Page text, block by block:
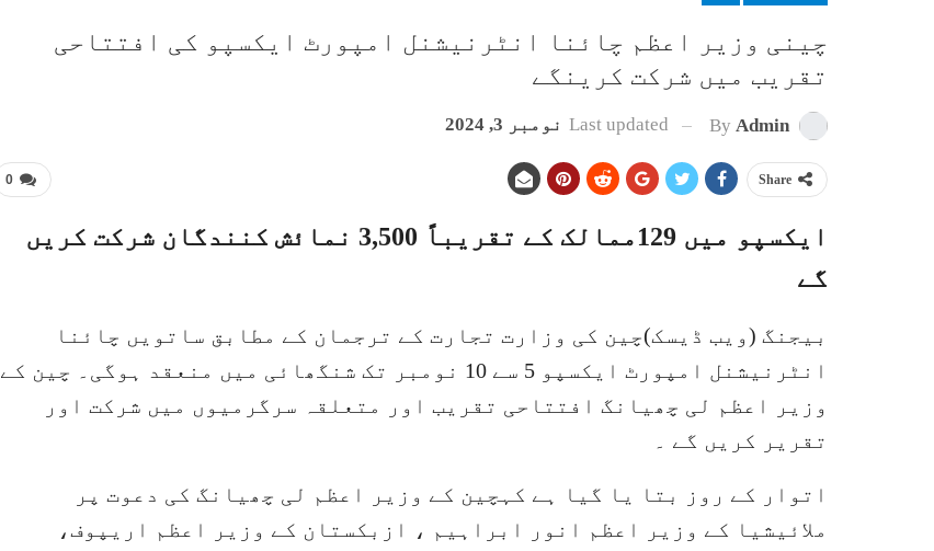
چینی وزیر اعظم چائنا انٹرنیشنل امپورٹ ایکسپو کی افتتاحی
تقریب میں شرکت کرینگے
By Admin
Last updated نومبر 3, 2024
0 Share
ایکسپو میں 129ممالک کے تقریباً 3,500 نمائش کنندگان شرکت کریں
گے
بیجنگ (ویب ڈیسک)چین کی وزارت تجارت کے ترجمان کے مطابق ساتویں چائنا
انٹرنیشنل امپورٹ ایکسپو 5 سے 10 نومبر تک شنگھائی میں منعقد ہوگی۔ چین کے
وزیر اعظم لی چھیانگ افتتاحی تقریب اور متعلقہ سرگرمیوں میں شرکت اور
تقریر کریں گے ۔
اتوار کے روز بتا یا گیا ہے کہچین کے وزیر اعظم لی چھیانگ کی دعوت پر
ملائیشیا کے وزیر اعظم انور ابراہیم ، ازبکستان کے وزیر اعظم اریپوف،